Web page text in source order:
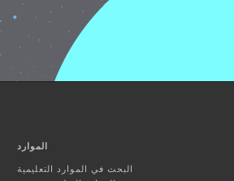
الموارد
البحث في الموارد التعليمية